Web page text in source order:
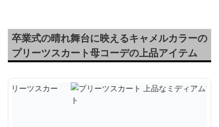
卒業式の晴れ舞台に映えるキャメルカラーの
プリーツスカート母コーデの上品アイテム